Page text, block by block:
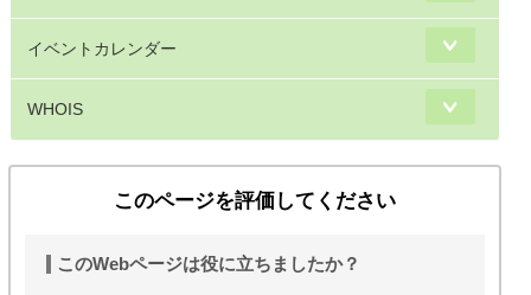
イベントカレンダー
WHOIS
このページを評価してください
このWebページは役に立ちましたか？